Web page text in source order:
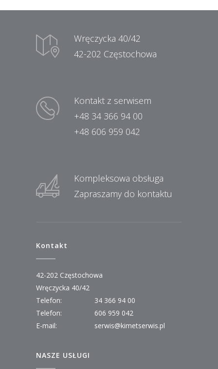
Wręczycka 40/42
42-202 Częstochowa
Kontakt z serwisem
+48 34 366 94 00
+48 606 959 042
Kompleksowa obsługa
Zapraszamy do kontaktu
Kontakt
42-202 Częstochowa
Wręczycka 40/42
Telefon:
34 366 94 00
Telefon:
606 959 042
E-mail:
serwis@kimetserwis.pl
NASZE USŁUGI